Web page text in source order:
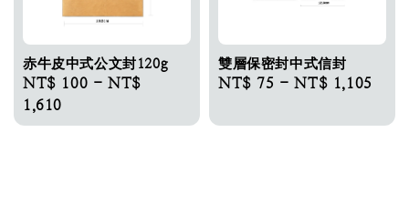
赤牛皮中式公文封120g
Regular
price
NT$ 100 -NT$
1,610
雙層保密封中式信封
Regular
NT$ 75 -NT$ 1,105